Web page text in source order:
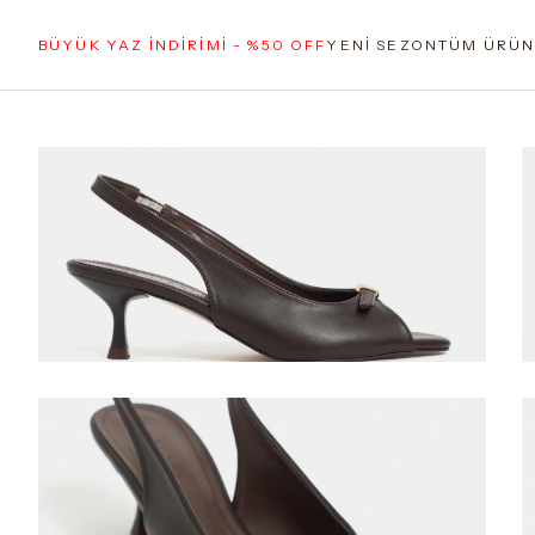
BÜYÜK YAZ İNDİRİMİ - %50 OFF YENİ SEZONTÜM